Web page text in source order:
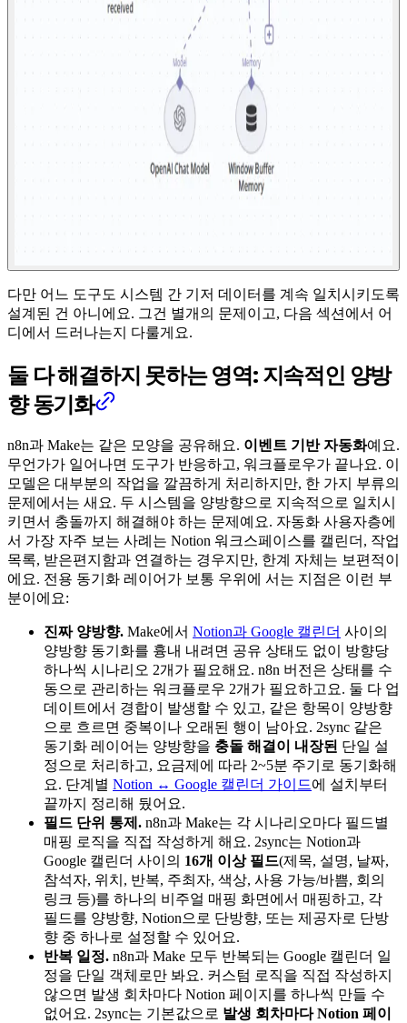
다만 어느 도구도 시스템 간 기저 데이터를 계속 일치시키도록
설계된 건 아니에요. 그건 별개의 문제이고, 다음 섹션에서 어
디에서 드러나는지 다룰게요.
둘 다 해결하지 못하는 영역: 지속적인 양방
향 동기화
n8n과 Make는 같은 모양을 공유해요. 이벤트 기반 자동화예요.
무언가가 일어나면 도구가 반응하고, 워크플로우가 끝나요. 이
모델은 대부분의 작업을 깔끔하게 처리하지만, 한 가지 부류의
문제에서는 새요. 두 시스템을 양방향으로 지속적으로 일치시
키면서 충돌까지 해결해야 하는 문제예요. 자동화 사용자층에
서 가장 자주 보는 사례는 Notion 워크스페이스를 캘린더, 작업
목록, 받은편지함과 연결하는 경우지만, 한계 자체는 보편적이
에요. 전용 동기화 레이어가 보통 우위에 서는 지점은 이런 부
분이에요:
진짜 양방향. Make에서 Notion과 Google 캘린더 사이의
양방향 동기화를 흉내 내려면 공유 상태도 없이 방향당
하나씩 시나리오 2개가 필요해요. n8n 버전은 상태를 수
동으로 관리하는 워크플로우 2개가 필요하고요. 둘 다 업
데이트에서 경합이 발생할 수 있고, 같은 항목이 양방향
으로 흐르면 중복이나 오래된 행이 남아요. 2sync 같은
동기화 레이어는 양방향을 충돌 해결이 내장된 단일 설
정으로 처리하고, 요금제에 따라 2~5분 주기로 동기화해
요. 단계별 Notion ↔ Google 캘린더 가이드에 설치부터
끝까지 정리해 뒀어요.
필드 단위 통제. n8n과 Make는 각 시나리오마다 필드별
매핑 로직을 직접 작성하게 해요. 2sync는 Notion과
Google 캘린더 사이의 16개 이상 필드(제목, 설명, 날짜,
참석자, 위치, 반복, 주최자, 색상, 사용 가능/바쁨, 회의
링크 등)를 하나의 비주얼 매핑 화면에서 매핑하고, 각
필드를 양방향, Notion으로 단방향, 또는 제공자로 단방
향 중 하나로 설정할 수 있어요.
반복 일정. n8n과 Make 모두 반복되는 Google 캘린더 일
정을 단일 객체로만 봐요. 커스텀 로직을 직접 작성하지
않으면 발생 회차마다 Notion 페이지를 하나씩 만들 수
없어요. 2sync는 기본값으로 발생 회차마다 Notion 페이